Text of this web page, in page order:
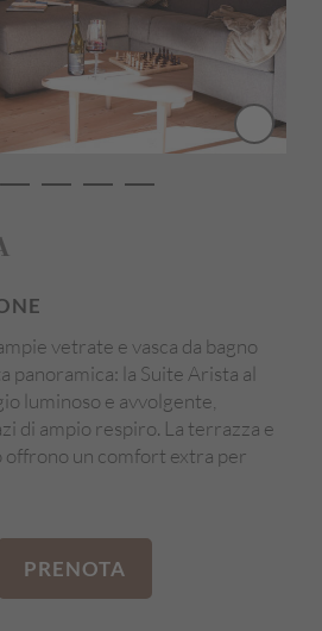
vetrate e vasca da bagno
panoramica: la Suite Arista al
luminoso e avvolgente,
di ampio respiro. La terrazza e
offrono un comfort extra per
PRENOTA